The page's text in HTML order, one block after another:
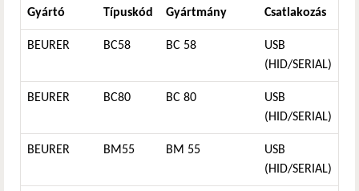
Gyártó Típuskód Gyártmány Csatlakozás
BEURER BC58 BC 58
USB
(HID/SERIAL)
BEURER BC80 BC 80
USB
(HID/SERIAL)
BEURER BM55 BM 55
USB
(HID/SERIAL)